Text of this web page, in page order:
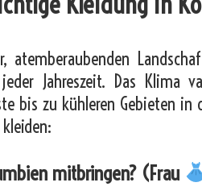
atemberaubenden
Jahreszeit. Das Klima
bis zu kühleren Gebieten in
mitbringen? (Frau